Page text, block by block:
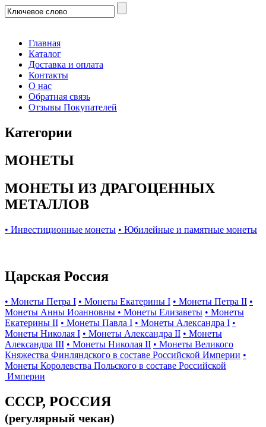
Главная
Каталог
Доставка и оплата
Контакты
О нас
Обратная связь
Отзывы Покупателей
Категории
МОНЕТЫ
МОНЕТЫ ИЗ ДРАГОЦЕННЫХ
МЕТАЛЛОВ
• Инвестиционные монеты • Юбилейные и памятные монеты
Царская Россия
• Монеты Петра I • Монеты Екатерины I • Монеты Петра II •
Монеты Анны Иоанновны • Монеты Елизаветы • Монеты
Екатерины II • Монеты Павла I • Монеты Александра I •
Монеты Николая I • Монеты Александра II • Монеты
Александра III • Монеты Николая II • Монеты Великого
Княжества Финляндского в составе Российской Империи •
Монеты Королевства Польского в составе Российской
Империи
СССР, РОССИЯ
(регулярный чекан)